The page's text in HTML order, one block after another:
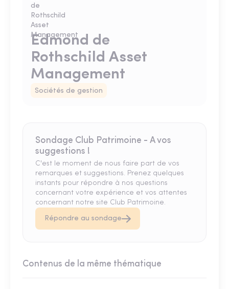
Edmond de
Rothschild Asset
Management
Sociétés de gestion
Sondage Club Patrimoine - A vos
suggestions !
C'est le moment de nous faire part de vos
remarques et suggestions. Prenez quelques
instants pour répondre à nos questions
concernant votre expérience et vos attentes
concernant notre site Club Patrimoine.
Répondre au sondage
Contenus de la même thématique